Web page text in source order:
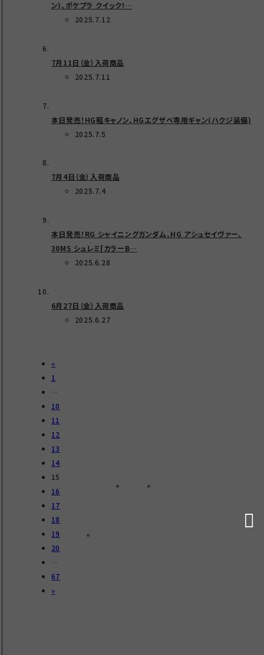
ン)、ポケプラ クイック!…
2025.7.12
7月11日（金）入荷商品
2025.7.11
本日発売！HG軽キャノン、HGエグザベ専用ギャン(ハクジ装備)
2025.7.5
7月4日（金）入荷商品
2025.7.4
本日発売！RG シャイニングガンダム、HG アシュセイヴァー、
30MS シュレミ[カラーB…
2025.6.28
6月27日（金）入荷商品
2025.6.27
«
1
…
10
11
12
13
14
15
16
17
18
19
20
…
67
»